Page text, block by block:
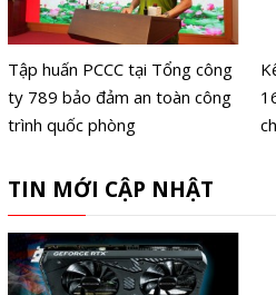
Tập huấn PCCC tại Tổng công
ty 789 bảo đảm an toàn công
trình quốc phòng
TIN MỚI CẬP NHẬT